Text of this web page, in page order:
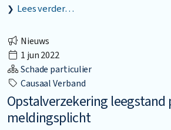
Lees verder…
Nieuws
1 jun 2022
Schade particulier
Causaal Verband
Opstalverzekering leegstand
meldingsplicht